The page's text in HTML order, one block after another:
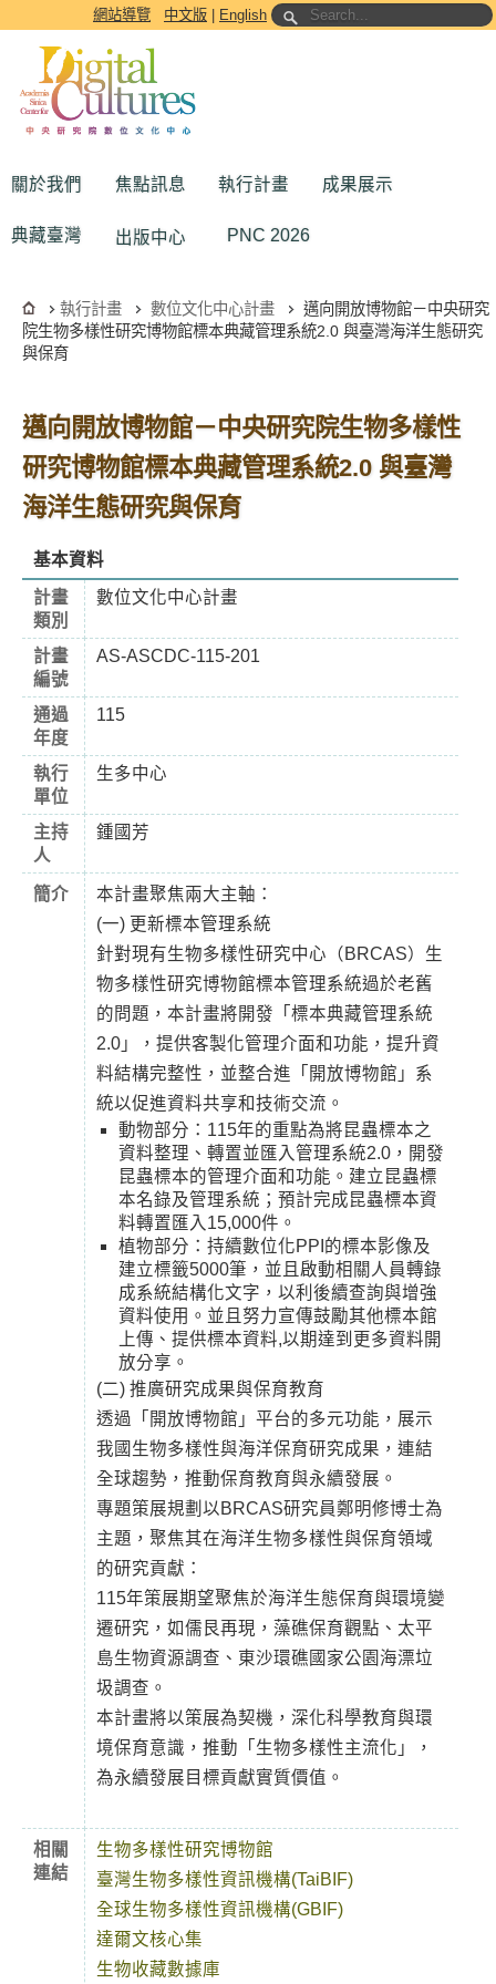
跳到主要內容區塊網站導覽 中文版 English
關於我們 焦點訊息 執行計畫 成果展示
典藏臺灣 出版中心 PNC 2026
執行計畫 數位文化中心計畫
邁向開放博物館－中央研究
院生物多樣性研究博物館標本典藏管理系統2.0 與臺灣海洋生態研究
與保育
邁向開放博物館－中央研究院生物多樣性
研究博物館標本典藏管理系統2.0 與臺灣
海洋生態研究與保育
基本資料
計畫
類別
數位文化中心計畫
計畫
編號
AS-ASCDC-115-201
通過
年度
115
執行
單位
生多中心
主持
人
鍾國芳
簡介
本計畫聚焦兩大主軸：
(一) 更新標本管理系統
針對現有生物多樣性研究中心（BRCAS）生
物多樣性研究博物館標本管理系統過於老舊
的問題，本計畫將開發「標本典藏管理系統
2.0」，提供客製化管理介面和功能，提升資
料結構完整性，並整合進「開放博物館」系
統以促進資料共享和技術交流。
動物部分：115年的重點為將昆蟲標本之
資料整理、轉置並匯入管理系統2.0，開發
昆蟲標本的管理介面和功能。建立昆蟲標
本名錄及管理系統；預計完成昆蟲標本資
料轉置匯入15,000件。
植物部分：持續數位化PPI的標本影像及
建立標籤5000筆，並且啟動相關人員轉錄
成系統結構化文字，以利後續查詢與增強
資料使用。並且努力宣傳鼓勵其他標本館
上傳、提供標本資料,以期達到更多資料開
放分享。
(二) 推廣研究成果與保育教育
透過「開放博物館」平台的多元功能，展示
我國生物多樣性與海洋保育研究成果，連結
全球趨勢，推動保育教育與永續發展。
專題策展規劃以BRCAS研究員鄭明修博士為
主題，聚焦其在海洋生物多樣性與保育領域
的研究貢獻：
115年策展期望聚焦於海洋生態保育與環境變
遷研究，如儒艮再現，藻礁保育觀點、太平
島生物資源調查、東沙環礁國家公園海漂垃
圾調查。
本計畫將以策展為契機，深化科學教育與環
境保育意識，推動「生物多樣性主流化」，
為永續發展目標貢獻實質價值。
相關
連結
生物多樣性研究博物館
臺灣生物多樣性資訊機構(TaiBIF)
全球生物多樣性資訊機構(GBIF)
達爾文核心集
生物收藏數據庫